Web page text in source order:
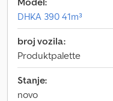
DHKA 390 41m³
broj vozila:
Produktpalette
Stanje:
novo